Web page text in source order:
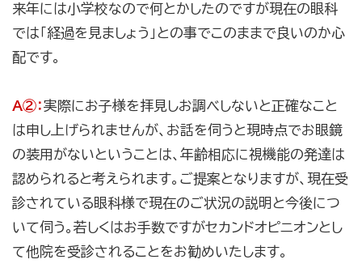
来年には小学校なので何とかしたのですが現在の眼科
では「経過を見ましょう」との事でこのままで良いのか心
配です。
A②：実際にお子様を拝見しお調べしないと正確なこと
は申し上げられませんが、お話を伺うと現時点でお眼鏡
の装用がないということは、年齢相応に視機能の発達は
認められると考えられます。ご提案となりますが、現在受
診されている眼科様で現在のご状況の説明と今後につ
いて伺う。若しくはお手数ですがセカンドオピニオンとし
て他院を受診されることをお勧めいたします。